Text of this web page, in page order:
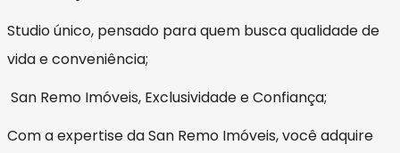
Studio único, pensado para quem busca qualidade de
vida e conveniência;
San Remo Imóveis, Exclusividade e Confiança;
Com a expertise da San Remo Imóveis, você adquire